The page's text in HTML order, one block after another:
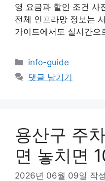
영 요금과 할인 조건 사
전체 인프라망 정보는
가이드에서도 실시간
카
테
고
info-guide
댓글 남기기
용산구 주
면 놓치면
2026년 06월 09일 작